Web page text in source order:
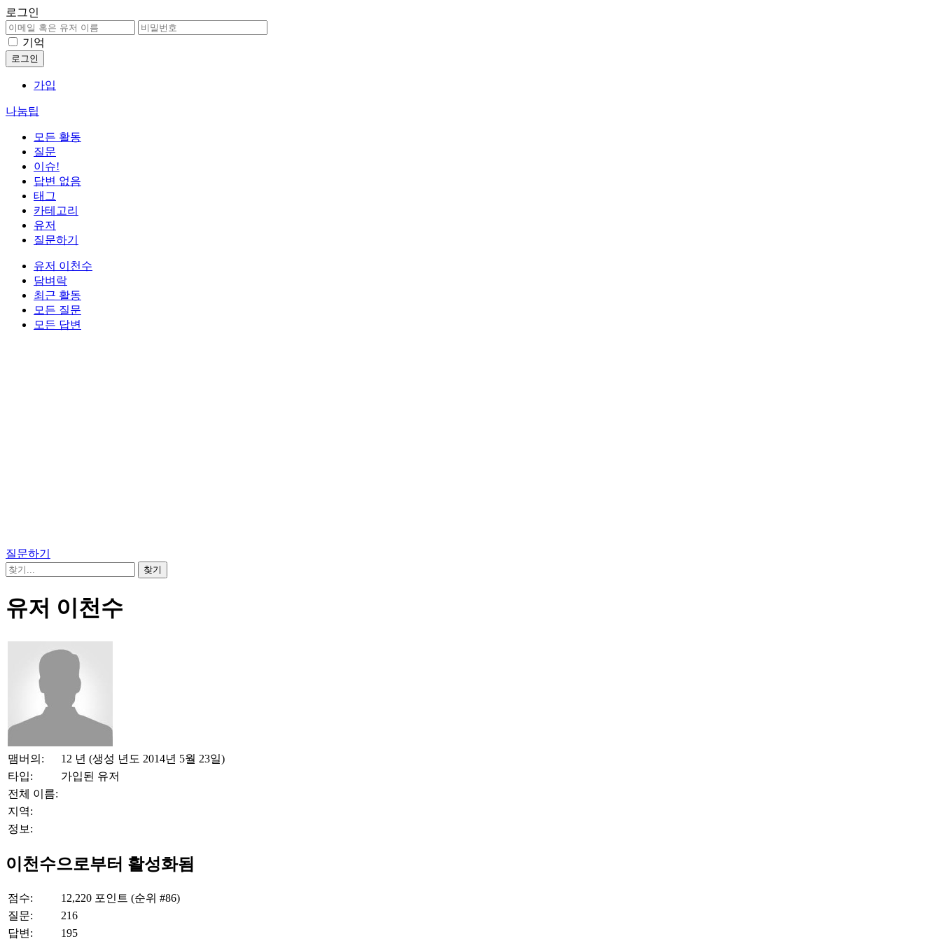
로그인
기억
가입
나눔팁
모든 활동
질문
이슈!
답변 없음
태그
카테고리
유저
질문하기
유저 이천수
담벼락
최근 활동
모든 질문
모든 답변
질문하기
유저 이천수
맴버의:
12 년 (생성 년도 2014년 5월 23일)
타입:
가입된 유저
전체 이름:
지역:
정보:
이천수으로부터 활성화됨
점수: 12,220 포인트 (순위 #86)
질문:
216
답변:
195